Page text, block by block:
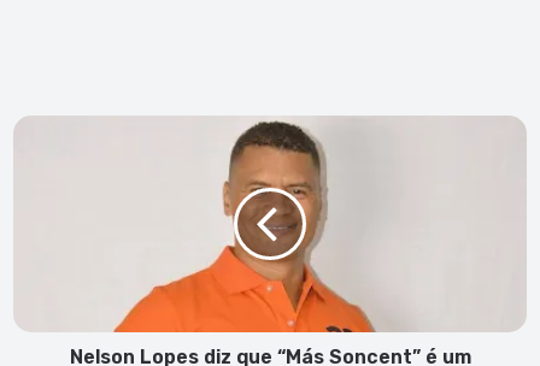
Nelson
renascer
Nelson Lopes diz que “Más Soncent” é um